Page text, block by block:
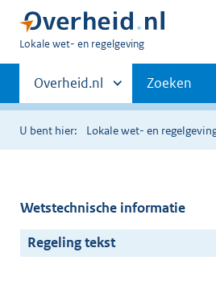
U
hier:
Lokale wet- en regelgeving
Primaire
navigatie
Andere
sites
binnen
Overheid.nl Zoeken
U bent hier: Lokale wet- en
Wetstechnische informatie
Regeling tekst